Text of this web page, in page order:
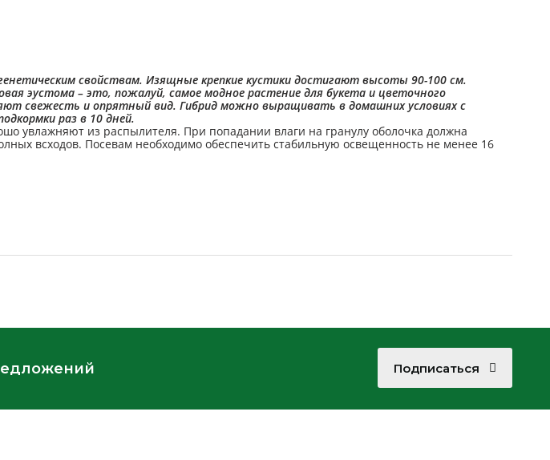
свойствам. Изящные крепкие кустики достигают высоты 90-100 см.
эустома – это, пожалуй, самое модное растение для букета и цветочного
свежесть и опрятный вид. Гибрид можно выращивать в домашних условиях с
раз в 10 дней.
увлажняют из распылителя. При попадании влаги на гранулу оболочка должна
всходов. Посевам необходимо обеспечить стабильную освещенность не менее 16
Подписаться